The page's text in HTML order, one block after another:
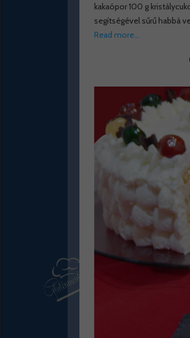
kakaópor 100 g
segítségével sűrű habbá
Read more…